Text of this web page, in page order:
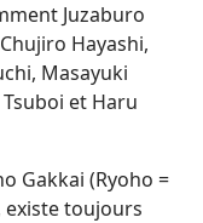
Juzaburo
Hayashi,
Masayuki
et Haru
Gakkai (Ryoho =
existe toujours